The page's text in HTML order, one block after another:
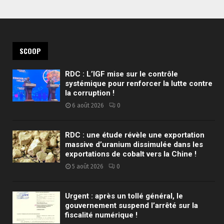
SCOOP
RDC : L’IGF mise sur le contrôle
systémique pour renforcer la lutte contre
la corruption !
6 août 2026 0
RDC : une étude révèle une exportation
massive d’uranium dissimulée dans les
exportations de cobalt vers la Chine !
5 août 2026 0
Urgent : après un tollé général, le
gouvernement suspend l’arrêté sur la
fiscalité numérique !